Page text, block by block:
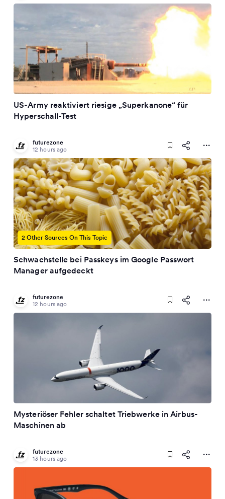
US-Army reaktiviert riesige „Superkanone“ für
Hyperschall-Test
futurezone
12 hours ago
2 Other Sources On This Topic
Schwachstelle bei Passkeys im Google Passwort
Manager aufgedeckt
futurezone
12 hours ago
Mysteriöser Fehler schaltet Triebwerke in Airbus-
Maschinen ab
futurezone
13 hours ago